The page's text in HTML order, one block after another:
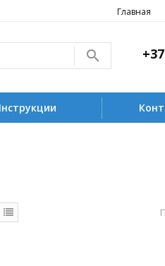
Главная